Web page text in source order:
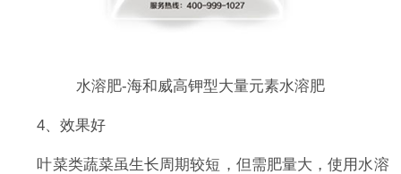
水溶肥-海和威高钾型大量元素水溶肥
4、效果好
叶菜类蔬菜虽生长周期较短，但需肥量大，使用水溶